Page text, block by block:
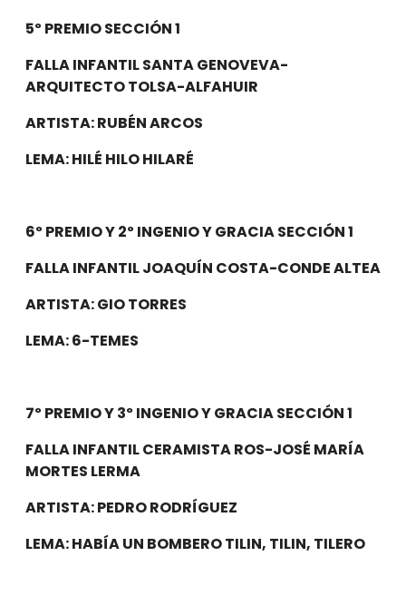
5º PREMIO SECCIÓN 1
FALLA INFANTIL SANTA GENOVEVA-
ARQUITECTO TOLSA-ALFAHUIR
ARTISTA: RUBÉN ARCOS
LEMA: HILÉ HILO HILARÉ
6º PREMIO Y 2º INGENIO Y GRACIA SECCIÓN 1
FALLA INFANTIL JOAQUÍN COSTA-CONDE ALTEA
ARTISTA: GIO TORRES
LEMA: 6-TEMES
7º PREMIO Y 3º INGENIO Y GRACIA SECCIÓN 1
FALLA INFANTIL CERAMISTA ROS-JOSÉ MARÍA
MORTES LERMA
ARTISTA: PEDRO RODRÍGUEZ
LEMA: HABÍA UN BOMBERO TILIN, TILIN, TILERO